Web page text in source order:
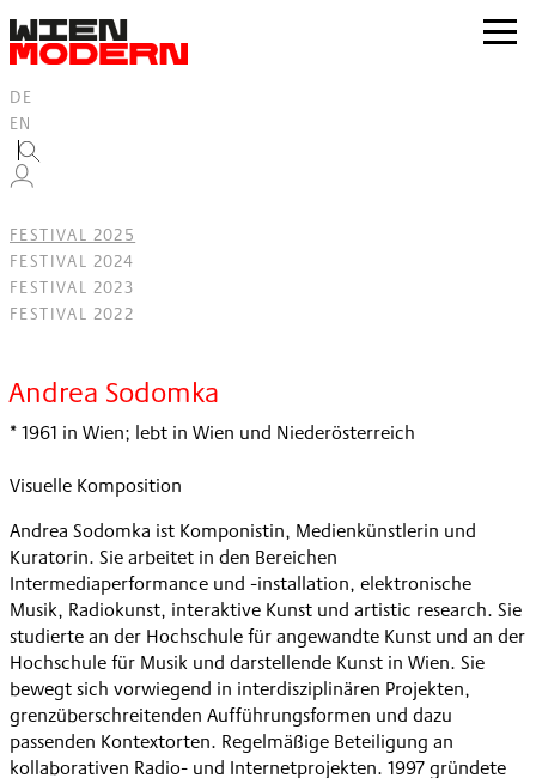
springen
zur
DE
EN
FESTIVAL 2025
FESTIVAL 2024
FESTIVAL 2023
FESTIVAL 2022
Andrea Sodomka
* 1961 in Wien; lebt in Wien und Niederösterreich
Visuelle Komposition
Andrea Sodomka ist Komponistin, Medienkünstlerin und
Kuratorin. Sie arbeitet in den Bereichen
Intermediaperformance und -installation, elektronische
Musik, Radiokunst, interaktive Kunst und artistic research. Sie
studierte an der Hochschule für angewandte Kunst und an der
Hochschule für Musik und darstellende Kunst in Wien. Sie
bewegt sich vorwiegend in interdisziplinären Projekten,
grenzüberschreitenden Aufführungsformen und dazu
passenden Kontextorten. Regelmäßige Beteiligung an
kollaborativen Radio- und Internetprojekten. 1997 gründete